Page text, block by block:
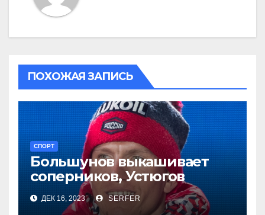
ПОХОЖАЯ ЗАПИСЬ
СПОРТ
Большунов выкашивает
соперников, Устюгов
просит понимания,
Степанова проиграла
ДЕК 16, 2023 SERFER